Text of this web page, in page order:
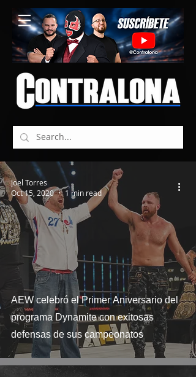
AEW celebró el Primer Aniversario del
programa Dynamite con exitosas
defensas de sus campeonatos
Joel Torres
Oct 15, 2020
1 min read